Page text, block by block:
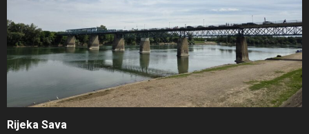
Rijeka Sava